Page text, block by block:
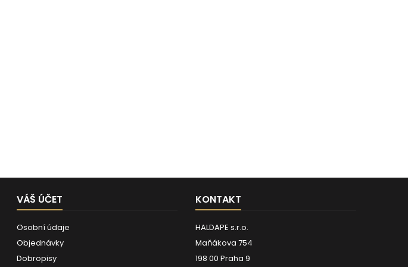
VÁŠ ÚČET
Osobní údaje
Objednávky
Dobropisy
KONTAKT
HALDAPE s.r.o.
Maňákova 754
198 00 Praha 9